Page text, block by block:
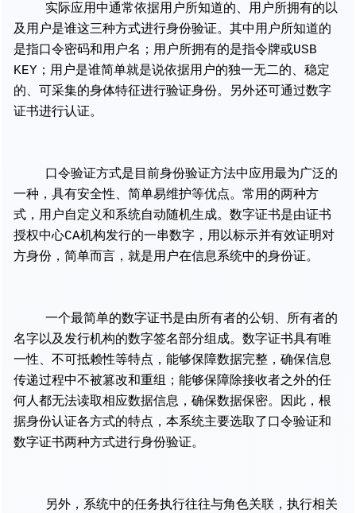
实际应用中通常依据用户所知道的、用户所拥有的以
及用户是谁这三种方式进行身份验证。其中用户所知道的
是指口令密码和用户名；用户所拥有的是指令牌或USB
KEY；用户是谁简单就是说依据用户的独一无二的、稳定
的、可采集的身体特征进行验证身份。另外还可通过数字
证书进行认证。
口令验证方式是目前身份验证方法中应用最为广泛的
一种，具有安全性、简单易维护等优点。常用的两种方
式，用户自定义和系统自动随机生成。数字证书是由证书
授权中心CA机构发行的一串数字，用以标示并有效证明对
方身份，简单而言，就是用户在信息系统中的身份证。
一个最简单的数字证书是由所有者的公钥、所有者的
名字以及发行机构的数字签名部分组成。数字证书具有唯
一性、不可抵赖性等特点，能够保障数据完整，确保信息
传递过程中不被篡改和重组；能够保障除接收者之外的任
何人都无法读取相应数据信息，确保数据保密。因此，根
据身份认证各方式的特点，本系统主要选取了口令验证和
数字证书两种方式进行身份验证。
另外，系统中的任务执行往往与角色关联，执行相关